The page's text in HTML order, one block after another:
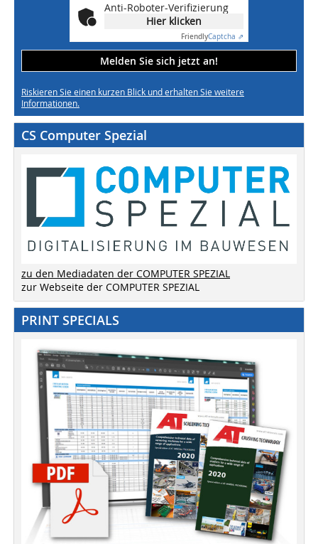
Anti-Roboter-Verifizierung
Hier klicken
FriendlyCaptcha ⇗
Melden Sie sich jetzt an!
Riskieren Sie einen kurzen Blick und erhalten Sie weitere
Informationen.
CS Computer Spezial
zu den Mediadaten der COMPUTER SPEZIAL
zur Webseite der COMPUTER SPEZIAL
PRINT SPECIALS